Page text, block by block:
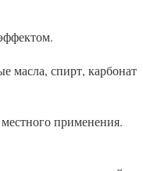
масла, спирт, карбонат
применения.